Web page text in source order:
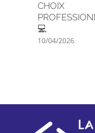
CHOIX
💻
10/04/2026